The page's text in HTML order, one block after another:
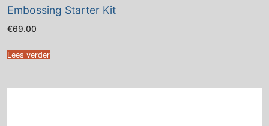
Embossing Starter Kit
€69.00
Lees verder